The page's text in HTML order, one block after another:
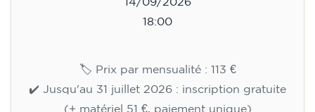
Inscription
Cours d'anglais pour